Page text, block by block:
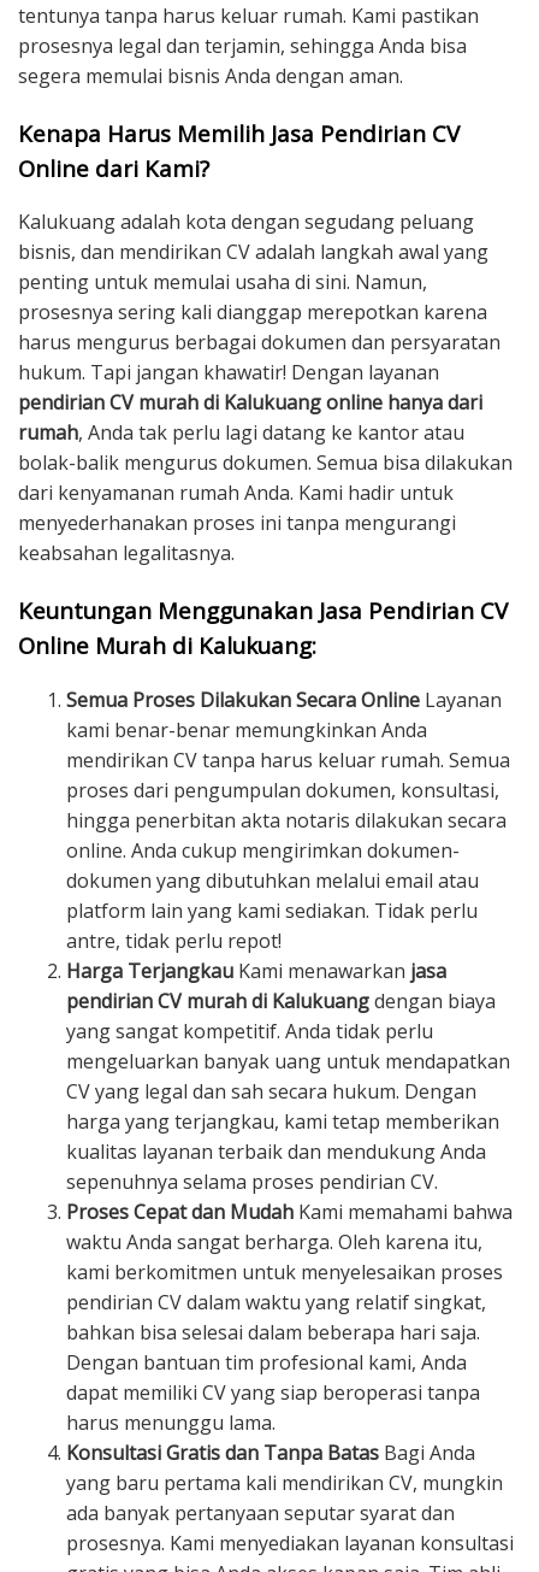
tentunya tanpa harus keluar rumah. Kami pastikan
prosesnya legal dan terjamin, sehingga Anda bisa
segera memulai bisnis Anda dengan aman.
Kenapa Harus Memilih Jasa Pendirian CV
Online dari Kami?
Kalukuang adalah kota dengan segudang peluang
bisnis, dan mendirikan CV adalah langkah awal yang
penting untuk memulai usaha di sini. Namun,
prosesnya sering kali dianggap merepotkan karena
harus mengurus berbagai dokumen dan persyaratan
hukum. Tapi jangan khawatir! Dengan layanan
pendirian CV murah di Kalukuang online hanya dari
rumah, Anda tak perlu lagi datang ke kantor atau
bolak-balik mengurus dokumen. Semua bisa dilakukan
dari kenyamanan rumah Anda. Kami hadir untuk
menyederhanakan proses ini tanpa mengurangi
keabsahan legalitasnya.
Keuntungan Menggunakan Jasa Pendirian CV
Online Murah di Kalukuang:
Semua Proses Dilakukan Secara Online Layanan
kami benar-benar memungkinkan Anda
mendirikan CV tanpa harus keluar rumah. Semua
proses dari pengumpulan dokumen, konsultasi,
hingga penerbitan akta notaris dilakukan secara
online. Anda cukup mengirimkan dokumen-
dokumen yang dibutuhkan melalui email atau
platform lain yang kami sediakan. Tidak perlu
antre, tidak perlu repot!
Harga Terjangkau Kami menawarkan jasa
pendirian CV murah di Kalukuangdengan biaya
yang sangat kompetitif. Anda tidak perlu
mengeluarkan banyak uang untuk mendapatkan
CV yang legal dan sah secara hukum. Dengan
harga yang terjangkau, kami tetap memberikan
kualitas layanan terbaik dan mendukung Anda
sepenuhnya selama proses pendirian CV.
Proses Cepat dan Mudah Kami memahami bahwa
waktu Anda sangat berharga. Oleh karena itu,
kami berkomitmen untuk menyelesaikan proses
pendirian CV dalam waktu yang relatif singkat,
bahkan bisa selesai dalam beberapa hari saja.
Dengan bantuan tim profesional kami, Anda
dapat memiliki CV yang siap beroperasi tanpa
harus menunggu lama.
Konsultasi Gratis dan Tanpa Batas Bagi Anda
yang baru pertama kali mendirikan CV, mungkin
ada banyak pertanyaan seputar syarat dan
prosesnya. Kami menyediakan layanan konsultasi